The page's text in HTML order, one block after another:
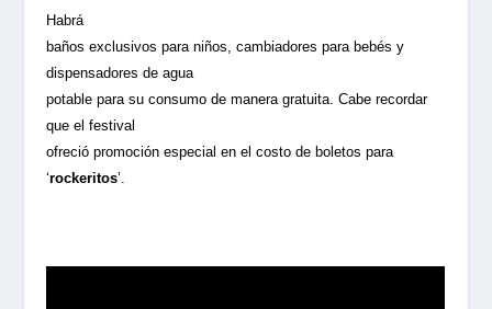
Habrá
baños exclusivos para niños, cambiadores para bebés y
dispensadores de agua
potable para su consumo de manera gratuita. Cabe recordar
que el festival
ofreció promoción especial en el costo de boletos para
‘rockeritos’.